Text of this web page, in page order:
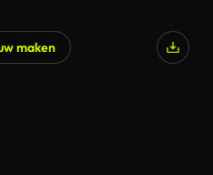
maken